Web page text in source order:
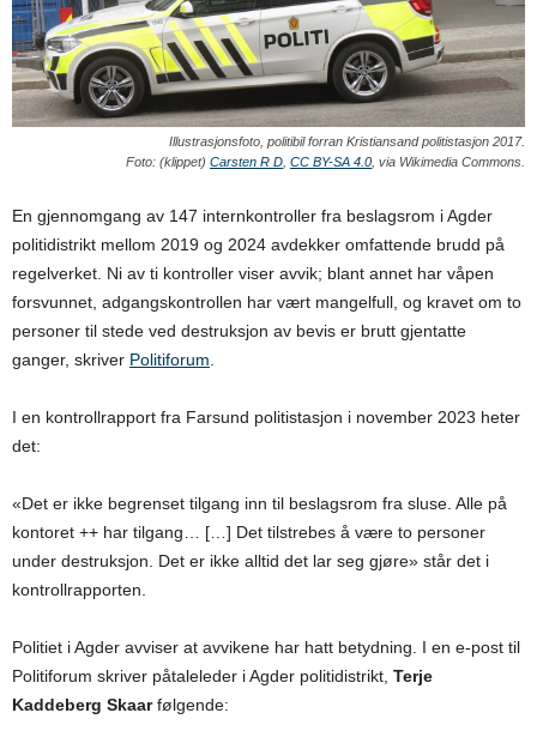
Illustrasjonsfoto, politibil forran Kristiansand politistasjon 2017.
Foto: (klippet) Carsten R D CC BY-SA 4.0 , via Wikimedia Commons.
En gjennomgang av 147 internkontroller fra beslagsrom i Agder
politidistrikt mellom 2019 og 2024 avdekker omfattende brudd på
regelverket. Ni av ti kontroller viser avvik; blant annet har våpen
forsvunnet, adgangskontrollen har vært mangelfull, og kravet om to
personer til stede ved destruksjon av bevis er brutt gjentatte
ganger, skriver Politiforum
I en kontrollrapport fra Farsund politistasjon i november 2023 heter
det:
«Det er ikke begrenset tilgang inn til beslagsrom fra sluse. Alle på
kontoret ++ har tilgang… […] Det tilstrebes å være to personer
under destruksjon. Det er ikke alltid det lar seg gjøre» står det i
kontrollrapporten.
Politiet i Agder avviser at avvikene har hatt betydning. I en e-post til
Politiforum skriver påtaleleder i Agder politidistrikt, Terje
Kaddeberg Skaarfølgende: